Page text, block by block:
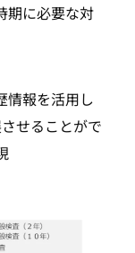
期に必要な対
情報を活用し
せることがで